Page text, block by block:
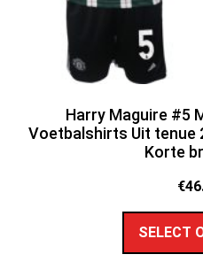
Harry Maguire #5
Voetbalshirts Uit tenue
Korte
€
SELECT